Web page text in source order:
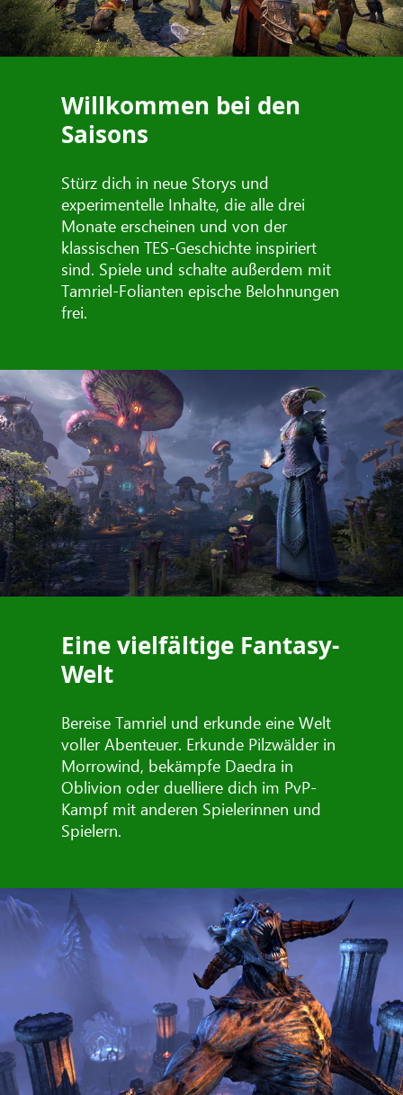
Willkommen bei den
Saisons
Stürz dich in neue Storys und
experimentelle Inhalte, die alle drei
Monate erscheinen und von der
klassischen TES-Geschichte inspiriert
sind. Spiele und schalte außerdem mit
Tamriel-Folianten epische Belohnungen
frei.
Eine vielfältige Fantasy-
Welt
Bereise Tamriel und erkunde eine Welt
voller Abenteuer. Erkunde Pilzwälder in
Morrowind, bekämpfe Daedra in
Oblivion oder duelliere dich im PvP-
Kampf mit anderen Spielerinnen und
Spielern.